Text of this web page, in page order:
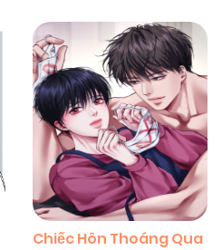
Chiếc Hôn Thoáng Qua